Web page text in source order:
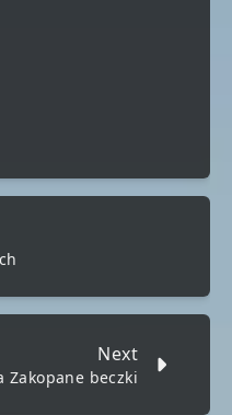
Next
Zakopane beczki